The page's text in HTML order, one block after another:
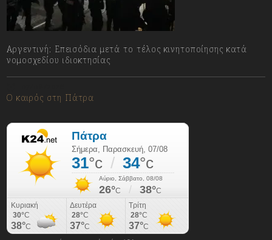
Αργεντινή: Επεισόδια μετά το τέλος κινητοποίησης κατά
νομοσχεδίου ιδιοκτησίας
Ο καιρός στη Πάτρα